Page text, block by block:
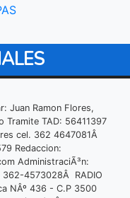
Juan Ramon Flores,
Tramite TAD: 56411397
cel. 362 4647081Â
Redaccion:
AdministraciÃ³n:
4573028Â RADIO
NÂº 436 - C.P 3500